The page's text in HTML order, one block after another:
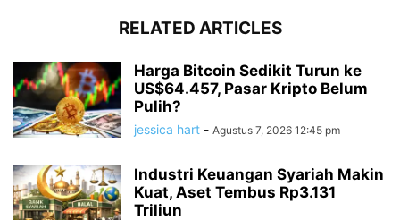
RELATED ARTICLES
Harga Bitcoin Sedikit Turun ke
US$64.457, Pasar Kripto Belum
Pulih?
jessica hart - Agustus 7, 2026 12:45 pm
Industri Keuangan Syariah Makin
Kuat, Aset Tembus Rp3.131
Triliun